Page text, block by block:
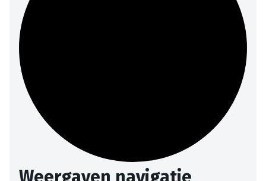
Weergaven navigatie